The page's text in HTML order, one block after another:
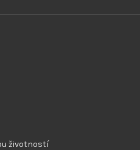
životností